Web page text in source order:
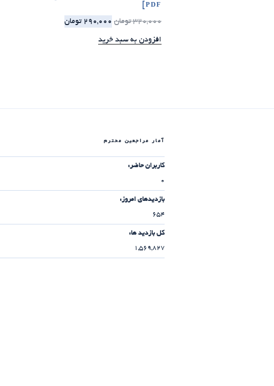
PDF]
320,000 تومان 290,000 تومان
افزودن به سبد خرید
آمار مراجعین محترم
کاربران حاضر:
0
بازدیدهای امروز:
654
کل بازدید ها:
1,569,827